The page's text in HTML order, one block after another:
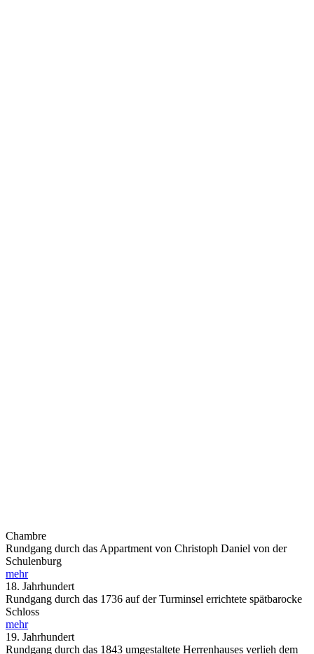
Chambre
Rundgang durch das Appartment von Christoph Daniel von der
Schulenburg
mehr
18. Jahrhundert
Rundgang durch das 1736 auf der Turminsel errichtete spätbarocke
Schloss
mehr
19. Jahrhundert
Rundgang durch das 1843 umgestaltete Herrenhauses verlieh dem